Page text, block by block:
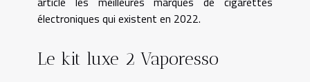
électroniques qui existent en 2022.
Le kit luxe 2 Vaporesso